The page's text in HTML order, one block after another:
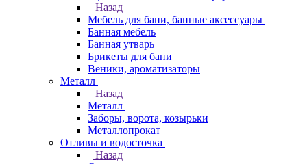
Назад
Мебель для бани, банные аксессуары
Банная мебель
Банная утварь
Брикеты для бани
Веники, ароматизаторы
Металл
Назад
Металл
Заборы, ворота, козырьки
Металлопрокат
Отливы и водосточка
Назад